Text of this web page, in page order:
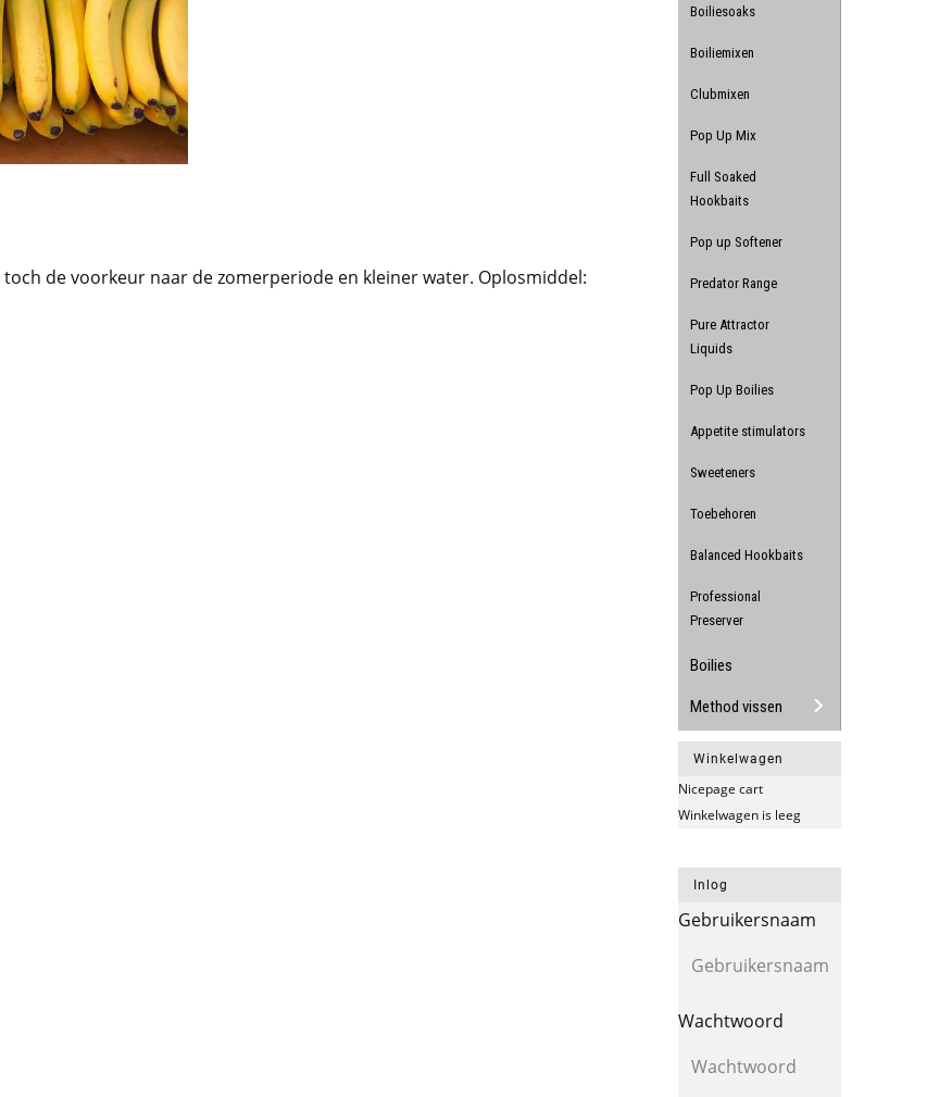
de voorkeur naar de zomerperiode en kleiner water. Oplosmiddel:
Boiliesoaks
Boiliemixen
Clubmixen
Pop Up Mix
Full Soaked
Hookbaits
Pop up Softener
Predator Range
Pure Attractor
Liquids
Pop Up Boilies
Appetite stimulators
Sweeteners
Toebehoren
Balanced Hookbaits
Professional
Preserver
Boilies
Method vissen
Winkelwagen
Nicepage cart
Winkelwagen is leeg
Inlog
Gebruikersnaam
Wachtwoord